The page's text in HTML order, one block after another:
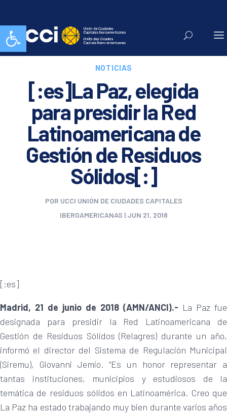
Abrir barra de herramientas
NOTICIAS
[:es]La Paz, elegida
para presidir la Red
Latinoamericana de
Gestión de Residuos
Sólidos[:]
POR UCCI UNIÓN DE CIUDADES CAPITALES
IBEROAMERICANAS | JUN 21, 2018
[:es]
Madrid, 21 de junio de 2018 (AMN/ANCI).- La Paz fue
designada para presidir la Red Latinoamericana de
Gestión de Residuos Sólidos (Relagres) durante un año,
informó el director del Sistema de Regulación Municipal
(Siremu), Giovanni Jemio. “Es un honor representar a
tantas instituciones, municipios y estudiosos de la
temática de residuos sólidos en Latinoamérica. Creo que
La Paz ha estado trabajando muy bien durante varios años